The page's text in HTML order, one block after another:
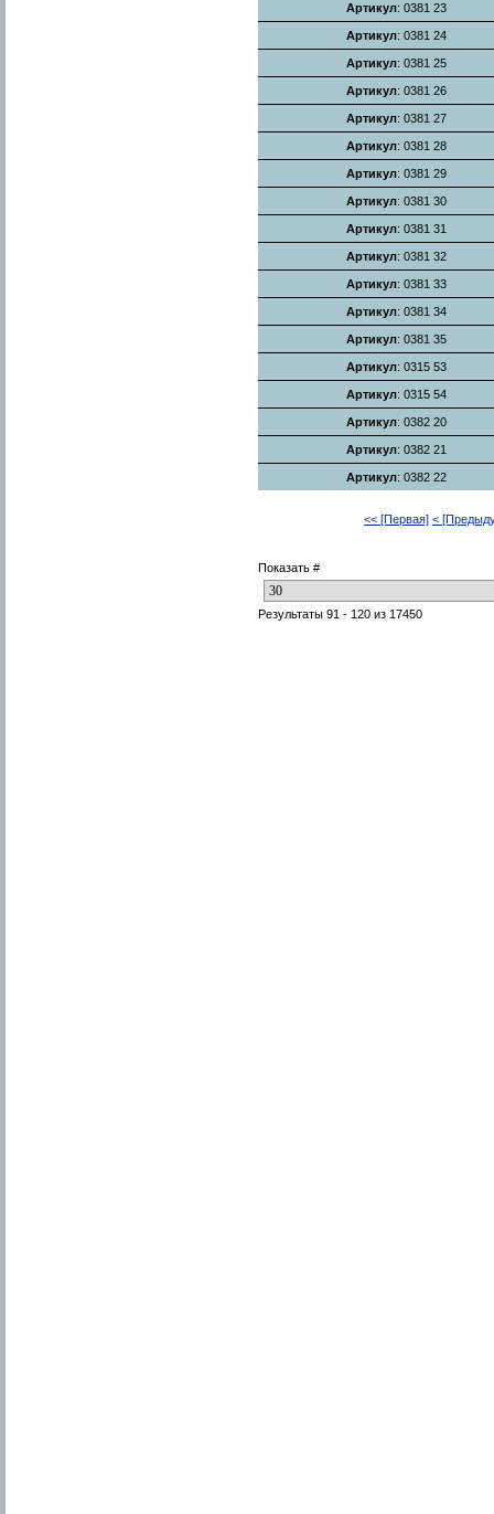
Артикул: 0381 23
Артикул: 0381 24
Артикул: 0381 25
Артикул: 0381 26
Артикул: 0381 27
Артикул: 0381 28
Артикул: 0381 29
Артикул: 0381 30
Артикул: 0381 31
Артикул: 0381 32
Артикул: 0381 33
Артикул: 0381 34
Артикул: 0381 35
Артикул: 0315 53
Артикул: 0315 54
Артикул: 0382 20
Артикул: 0382 21
Артикул: 0382 22
<< [Первая] <
Показать #
Результаты 91 - 120 из 17450